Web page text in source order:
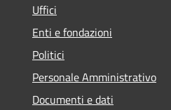
Uffici
Enti e fondazioni
Politici
Personale Amministrativo
Documenti e dati